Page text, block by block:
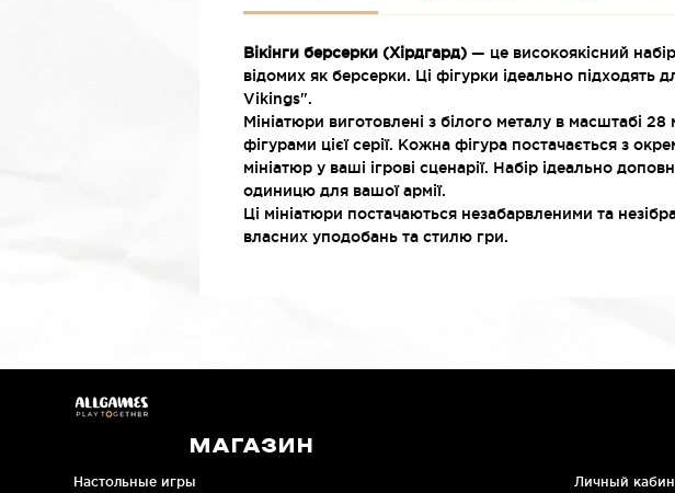
Вікінги берсерки (Хірдгард) — це високоякісний
відомих як берсерки. Ці фігурки ідеально підходять
Vikings".
Мініатюри виготовлені з білого металу в масштабі
фігурами цієї серії. Кожна фігура постачається з
мініатюр у ваші ігрові сценарії. Набір ідеально
одиницю для вашої армії.
Ці мініатюри постачаються незабарвленими та
власних уподобань та стилю гри.
МАГАЗИН
Настольные игры Личный